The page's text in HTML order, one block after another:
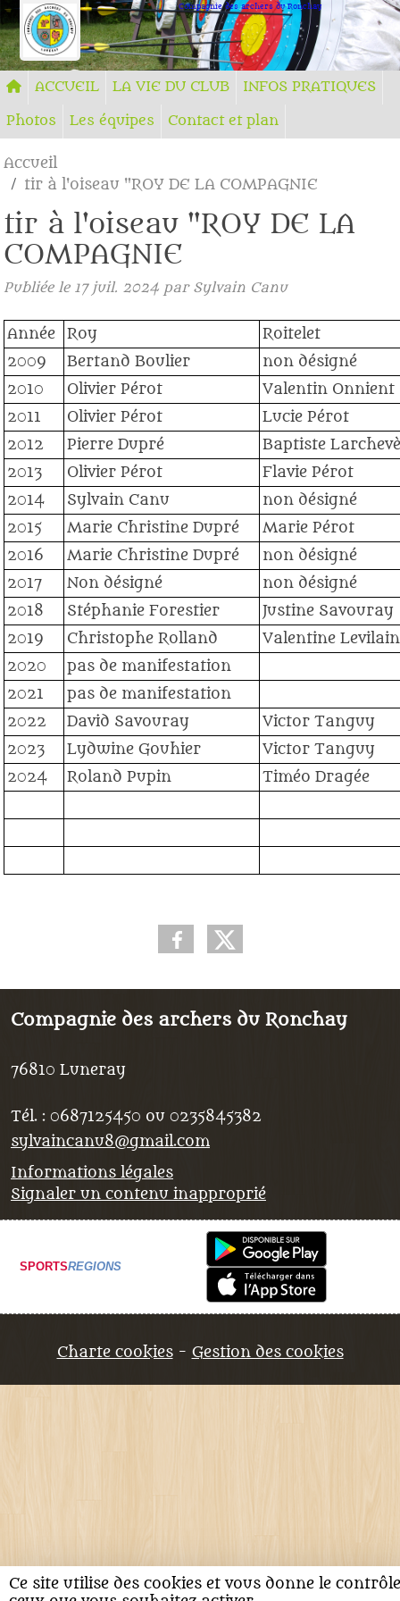
Compagnie des archers du Ronchay
ACCUEIL LA VIE DU CLUB
INFOS PRATIQUES
Photos
Les équipes Contact et plan
Accueil
tir à l'oiseau "ROY DE LA COMPAGNIE
tir à l'oiseau "ROY DE LA
COMPAGNIE
Publiée le 17 juil. 2024 par Sylvain Canu
Année Roy
Roitelet
2009
Bertand Boulier
non désigné
2010
Olivier Pérot
Valentin Onnient
2011
Olivier Pérot
Lucie Pérot
2012
Pierre Dupré
Baptiste
2013
Olivier Pérot
Flavie Pérot
2014
Sylvain Canu
non désigné
2015
Marie Christine Dupré
Marie Pérot
2016
Marie Christine Dupré
non désigné
2017
Non désigné
non désigné
2018
Stéphanie Forestier
Justine Savouray
2019
Christophe Rolland
Valentine Levilain
2020
pas de manifestation
2021
pas de manifestation
2022
David Savouray
Victor Tanguy
2023
Lydwine Gouhier
Victor Tanguy
2024
Roland Pupin Timéo Dragée
Compagnie des archers du Ronchay
76810 Luneray
Tél. : 0687125450 ou 0235845382
sylvaincanu8@gmail.com
Informations légales
Signaler un contenu inapproprié
SPORTSREGIONS
Charte cookies Gestion des cookies
Panneau de gestion des cookies
Ce site utilise des cookies et vous donne le